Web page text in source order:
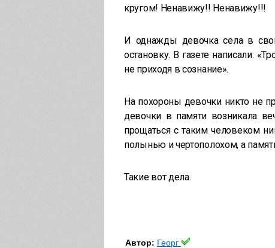
кругом! Ненавижу!! Ненавижу!!!
И однажды девочка села в
остановку. В газете написали:
не приходя в сознание».
На похороны девочки никто не
девочки в памяти возникала
прощаться с таким человеком
полынью и чертополохом, а
Такие вот дела.
Автор: Георг